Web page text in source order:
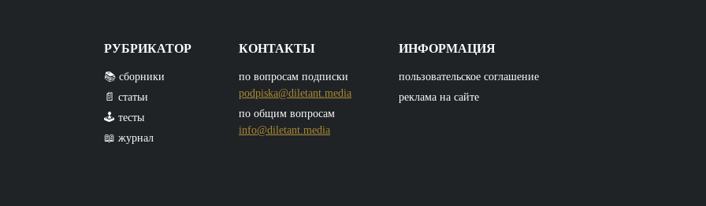
РУБРИКАТОР
📚 сборники
📄 статьи
🕹️ тесты
📖 журнал
КОНТАКТЫ
по вопросам подписки
podpiska@diletant.media
по общим вопросам
info@diletant.media
ИНФОРМАЦИЯ
пользовательское соглашение
реклама на сайте